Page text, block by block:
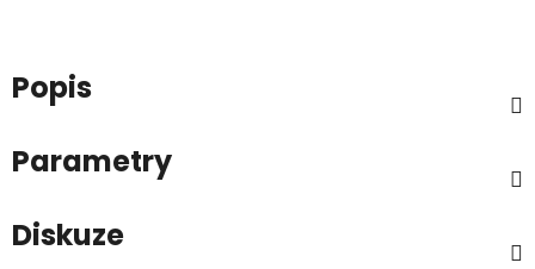
Popis
Parametry
Diskuze